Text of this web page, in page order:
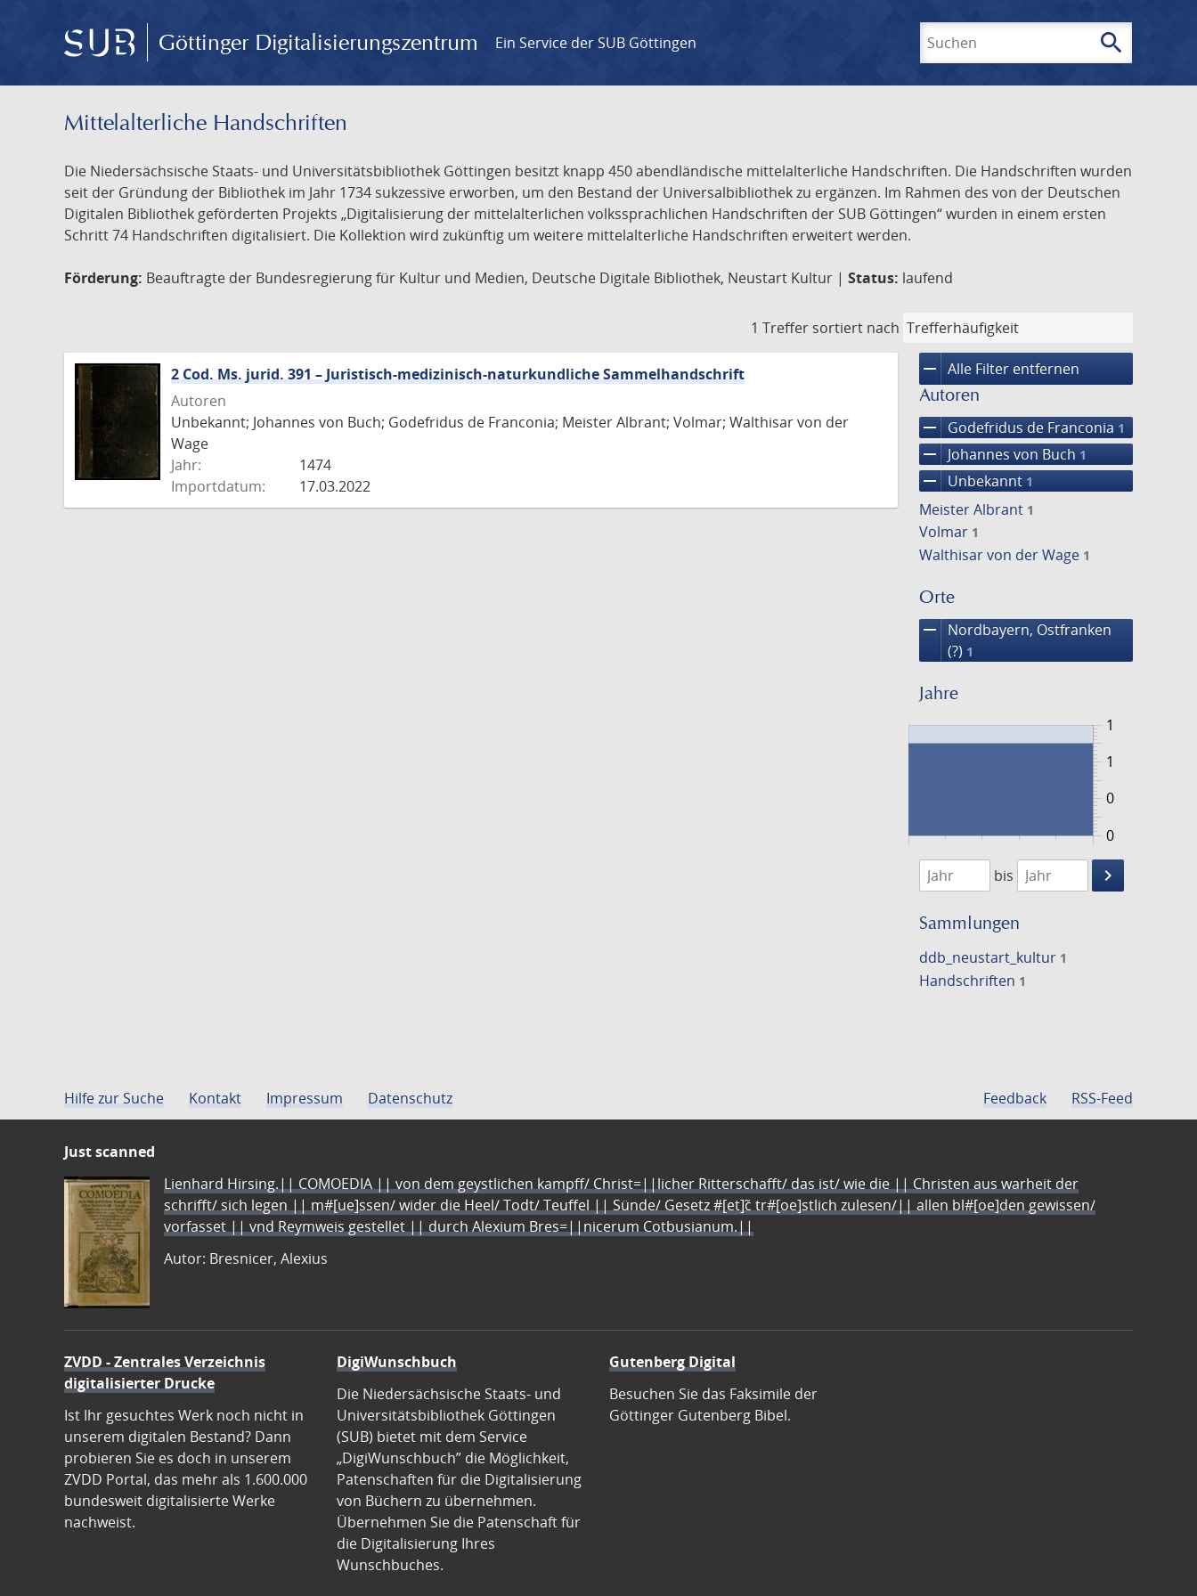
Göttinger Digitalisierungszentrum Ein Service der SUB Göttingen search
Mittelalterliche Handschriften
Die Niedersächsische Staats- und Universitätsbibliothek Göttingen besitzt knapp 450 abendländische mittelalterliche Handschriften. Die Handschriften wurden
seit der Gründung der Bibliothek im Jahr 1734 sukzessive erworben, um den Bestand der Universalbibliothek zu ergänzen. Im Rahmen des von der Deutschen
Digitalen Bibliothek geförderten Projekts „Digitalisierung der mittelalterlichen volkssprachlichen Handschriften der SUB Göttingen“ wurden in einem ersten
Schritt 74 Handschriften digitalisiert. Die Kollektion wird zukünftig um weitere mittelalterliche Handschriften erweitert werden.
Förderung: Beauftragte der Bundesregierung für Kultur und Medien, Deutsche Digitale Bibliothek, Neustart Kultur | Status: laufend
1 Treffer sortiert nach
remove Alle Filter entfernen
Autoren
remove Godefridus de Franconia 1
remove Johannes von Buch 1
remove Unbekannt 1
Meister Albrant 1
Volmar 1
Walthisar von der Wage 1
Orte
remove
Nordbayern, Ostfranken
(?) 1
Jahre
0
1
0
1
1474
1475
bis
keyboard_arrow_right
Suche
Sammlungen
ddb_neustart_kultur 1
Handschriften 1
2 Cod. Ms. jurid. 391 – Juristisch-medizinisch-naturkundliche Sammelhandschrift
Autoren
Unbekannt; Johannes von Buch; Godefridus de Franconia; Meister Albrant; Volmar; Walthisar von der
Wage
Jahr:
1474
Importdatum:
17.03.2022
Hilfe zur Suche Kontakt Impressum Datenschutz Feedback RSS-Feed
Just scanned
Lienhard Hirsing.|| COMOEDIA || von dem geystlichen kampff/ Christ=||licher Ritterschafft/ das ist/ wie die || Christen aus warheit der
schrifft/ sich legen || m#[ue]ssen/ wider die Heel/ Todt/ Teuffel || Sünde/ Gesetz #[et]c̃ tr#[oe]stlich zulesen/|| allen bl#[oe]den gewissen/
vorfasset || vnd Reymweis gestellet || durch Alexium Bres=||nicerum Cotbusianum.||
Autor: Bresnicer, Alexius
ZVDD - Zentrales Verzeichnis
digitalisierter Drucke
Ist Ihr gesuchtes Werk noch nicht in
unserem digitalen Bestand? Dann
probieren Sie es doch in unserem
ZVDD Portal, das mehr als 1.600.000
bundesweit digitalisierte Werke
nachweist.
DigiWunschbuch
Die Niedersächsische Staats- und
Universitätsbibliothek Göttingen
(SUB) bietet mit dem Service
„DigiWunschbuch” die Möglichkeit,
Patenschaften für die Digitalisierung
von Büchern zu übernehmen.
Übernehmen Sie die Patenschaft für
die Digitalisierung Ihres
Wunschbuches.
Gutenberg Digital
Besuchen Sie das Faksimile der
Göttinger Gutenberg Bibel.